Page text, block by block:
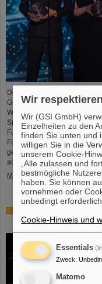
Der renommierte US-
Grundlagenphysik geht in
Wissenschaftskollaborationen
Speicherring LHC (Large
Forschungszentrums CERN .
Forschende von GSI/FAIR
gemeinsam mit ihren
ausgezeichnet, der mit drei
Mehr »
aus einer
Wir
Wir (GSI GmbH)
Einzelheiten zu den
finden Sie unten und
willigen Sie in die
unserem Cookie-
„Alle zulassen und
bestmögliche
haben. Sie können
vornehmen oder
unbedingt
Cookie-Hinweis und
Essentials
Zweck:
Matomo